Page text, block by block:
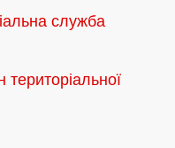
служба
територіальної